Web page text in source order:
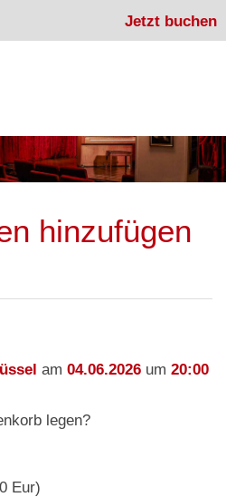
Jetzt buchen
hinzufügen
am 04.06.2026 um 20:00
legen?
Eur)